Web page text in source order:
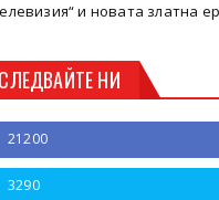
златна ера на кино-
НИ
21200
3290